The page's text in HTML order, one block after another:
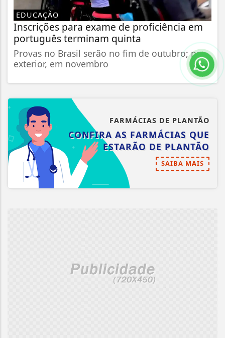
EDUCAÇÃO
Inscrições para exame de proficiência em
português terminam quinta
Provas no Brasil serão no fim de outubro; no
exterior, em novembro
FARMÁCIAS DE PLANTÃO
CONFIRA AS FARMÁCIAS QUE
ESTARÃO DE PLANTÃO
SAIBA MAIS